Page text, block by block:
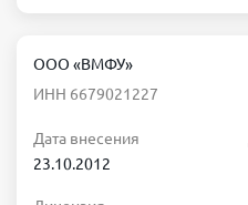
ООО «ВМФУ»
ИНН 6679021227
Дата внесения
23.10.2012